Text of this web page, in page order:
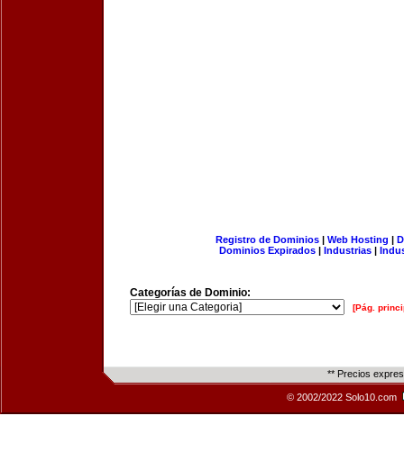
Registro de Dominios| Web Hosting |
Dominios Expirados | Industrias |
Categorías de Dominio:
[Pág.
** Precios
© 2002/2022 Solo10.com